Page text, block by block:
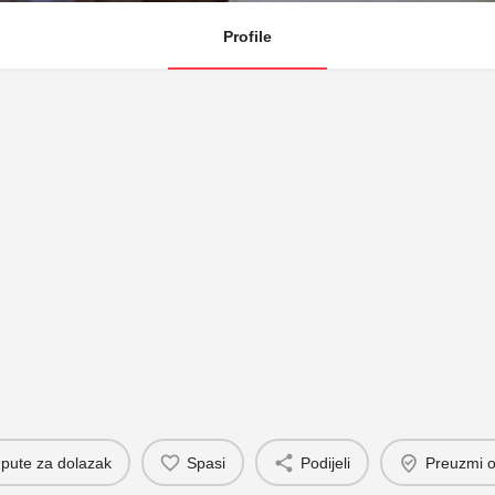
Profile
za dolazak Spasi Podijeli Preuzmi